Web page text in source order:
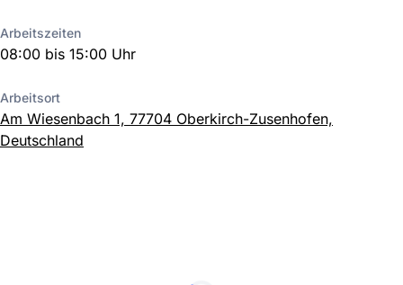
Arbeitszeiten
08:00 bis 15:00 Uhr
Arbeitsort
Am Wiesenbach 1, 77704 Oberkirch-Zusenhofen,
Deutschland